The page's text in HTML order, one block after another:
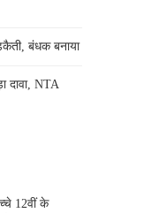
बंधक बनाया
दावा, NTA
12वीं के